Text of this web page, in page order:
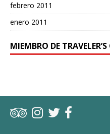
febrero 2011
enero 2011
MIEMBRO DE